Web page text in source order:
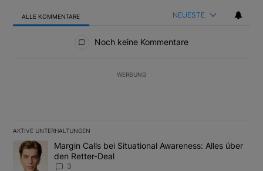
ALLE KOMMENTARE NEUESTE
Noch keine Kommentare
WERBUNG
AKTIVE UNTERHALTUNGEN
Das Folgende ist eine Liste der am meisten kommentierten
Ein Trendartikel mit dem Titel "Margin Calls bei Situational
Margin Calls bei Situational Awareness: Alles über
den Retter-Deal
3